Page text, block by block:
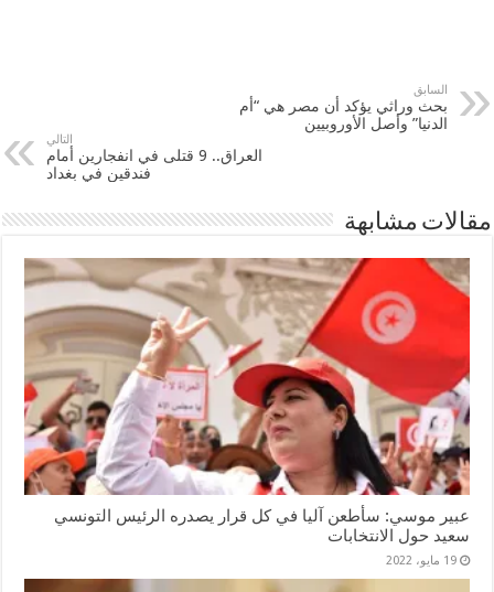
السابق
بحث وراثي يؤكد أن مصر هي “أم
الدنيا” وأصل الأوروبيين
التالي
العراق.. 9 قتلى في انفجارين أمام
فندقين في بغداد
مقالات مشابهة
عبير موسي: سأطعن آليا في كل قرار يصدره الرئيس التونسي
سعيد حول الانتخابات
19 مايو، 2022